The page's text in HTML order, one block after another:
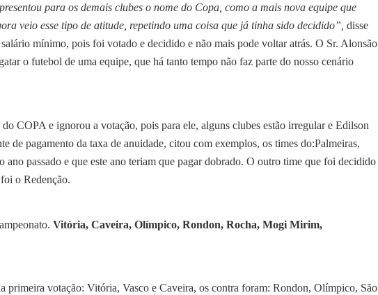
para os demais clubes o nome do Copa, como a mais nova equipe que
veio esse tipo de atitude, repetindo uma coisa que já tinha sido decidido”, disse
mínimo, pois foi votado e decidido e não mais pode voltar atrás. O Sr. Alonsão
o futebol de uma equipe, que há tanto tempo não faz parte do nosso cenário
COPA e ignorou a votação, pois para ele, alguns clubes estão irregular e Edilson
de pagamento da taxa de anuidade, citou com exemplos, os times do:Palmeiras,
ano passado e que este ano teriam que pagar dobrado. O outro time que foi decidido
o Redenção.
Vitória, Caveira, Olímpico, Rondon, Rocha, Mogi Mirim,
primeira votação: Vitória, Vasco e Caveira, os contra foram: Rondon, Olímpico, São